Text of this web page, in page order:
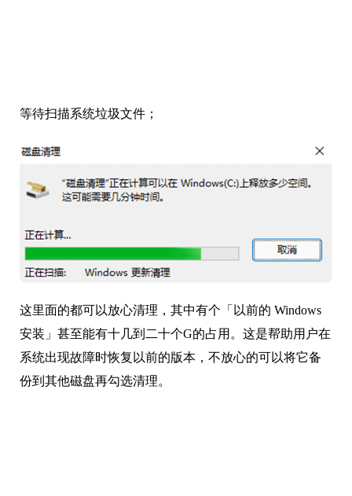
等待扫描系统垃圾文件；
这里面的都可以放心清理，其中有个「以前的 Windows
安装」甚至能有十几到二十个G的占用。这是帮助用户在
系统出现故障时恢复以前的版本，不放心的可以将它备
份到其他磁盘再勾选清理。